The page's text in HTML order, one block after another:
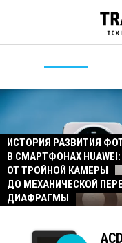
ИСТОРИЯ РАЗВИТИЯ
В СМАРТФОНАХ HUAWEI:
ОТ ТРОЙНОЙ КАМЕРЫ
ДО МЕХАНИЧЕСКОЙ
ДИАФРАГМЫ